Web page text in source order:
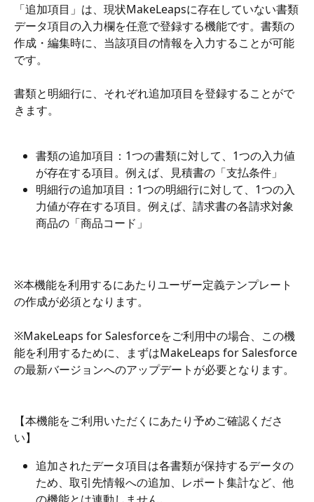
「追加項目」は、現状MakeLeapsに存在していない書類
データ項目の入力欄を任意で登録する機能です。書類の
作成・編集時に、当該項目の情報を入力することが可能
です。
書類と明細行に、それぞれ追加項目を登録することがで
きます。
書類の追加項目：1つの書類に対して、1つの入力値
が存在する項目。例えば、見積書の「支払条件」
明細行の追加項目：1つの明細行に対して、1つの入
力値が存在する項目。例えば、請求書の各請求対象
商品の「商品コード」
※本機能を利用するにあたりユーザー定義テンプレート
の作成が必須となります。
※MakeLeaps for Salesforceをご利用中の場合、この機
能を利用するために、まずはMakeLeaps for Salesforce
の最新バージョンへのアップデートが必要となります。
【本機能をご利用いただくにあたり予めご確認くださ
い】
追加されたデータ項目は各書類が保持するデータの
ため、取引先情報への追加、レポート集計など、他